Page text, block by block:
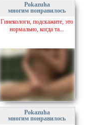
Pokazuha
многим понравилось
Гинекологи, подскажите, это
нормально, когда та...
Pokazuha
многим понравилось